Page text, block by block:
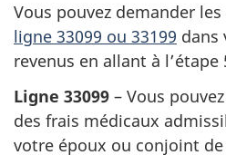
Vous pouvez demander
ligne 33099 ou 33199 dans
revenus en allant à
Ligne 33099 – Vous
des frais médicaux
votre époux ou conjoint